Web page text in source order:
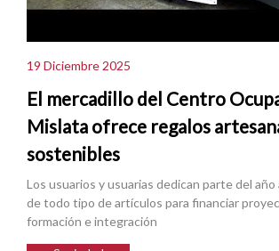
19 Diciembre 2025
El mercadillo del Centro
Mislata ofrece regalos
sostenibles
Los usuarios y usuarias dedican parte del año
de todo tipo de artículos para financiar
formación e integración